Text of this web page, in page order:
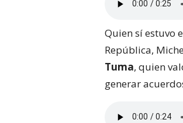
Quien sí estuvo
República,
Tuma, quien
generar